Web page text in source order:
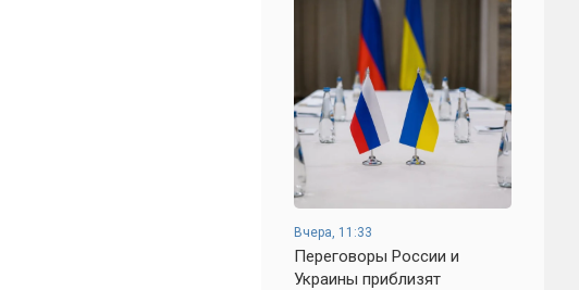
Вчера, 11:33
Переговоры России и
Украины приблизят